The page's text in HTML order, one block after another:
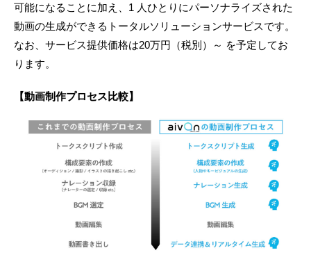
可能になることに加え、1 人ひとりにパーソナライズされた
動画の生成ができるトータルソリューションサービスです。
なお、サービス提供価格は20万円（税別）～ を予定してお
ります。
【動画制作プロセス比較】